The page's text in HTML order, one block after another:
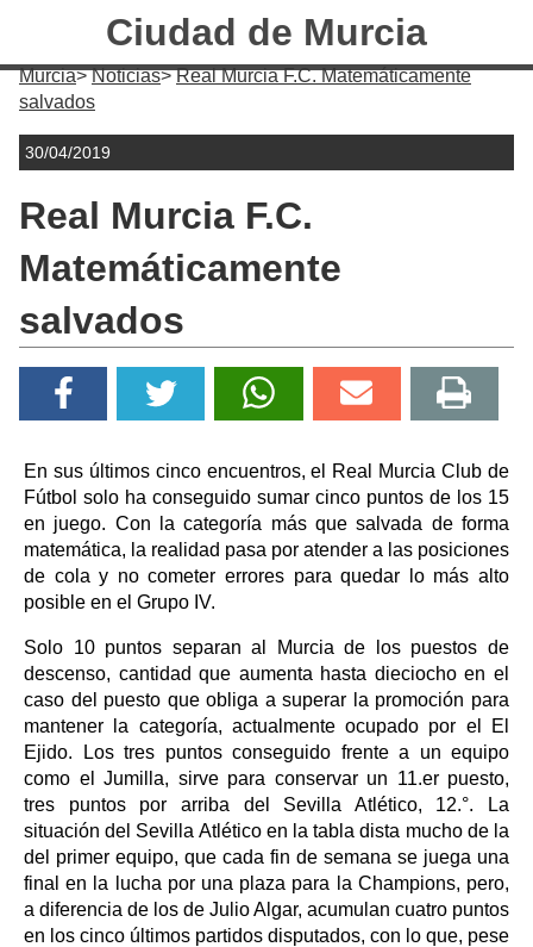
Ciudad de Murcia
Murcia Noticias
Real Murcia F.C. Matemáticamente
salvados
30/04/2019
Real Murcia F.C.
Matemáticamente
salvados
En sus últimos cinco encuentros, el Real Murcia Club de
Fútbol solo ha conseguido sumar cinco puntos de los 15
en juego. Con la categoría más que salvada de forma
matemática, la realidad pasa por atender a las posiciones
de cola y no cometer errores para quedar lo más alto
posible en el Grupo IV.
Solo 10 puntos separan al Murcia de los puestos de
descenso, cantidad que aumenta hasta dieciocho en el
caso del puesto que obliga a superar la promoción para
mantener la categoría, actualmente ocupado por el El
Ejido. Los tres puntos conseguido frente a un equipo
como el Jumilla, sirve para conservar un 11.er puesto,
tres puntos por arriba del Sevilla Atlético, 12.°. La
situación del Sevilla Atlético en la tabla dista mucho de la
del primer equipo, que cada fin de semana se juega una
final en la lucha por una plaza para la Champions, pero,
a diferencia de los de Julio Algar, acumulan cuatro puntos
en los cinco últimos partidos disputados, con lo que, pese